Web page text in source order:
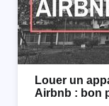
Louer un
Airbnb : bon